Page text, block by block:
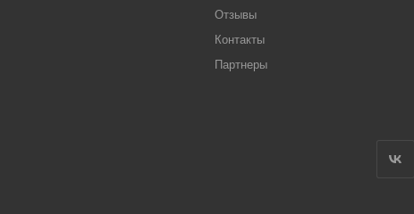
Отзывы
Контакты
Партнеры